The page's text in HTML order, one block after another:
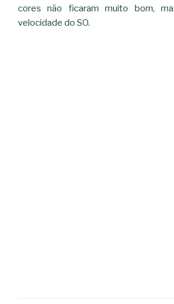
cores não ficaram muito bom,
velocidade do SO.